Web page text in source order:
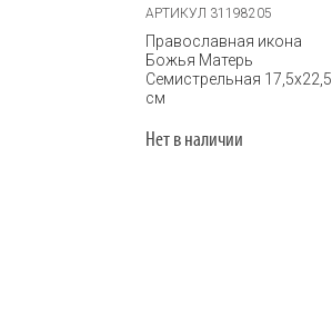
АРТИКУЛ 31198205
Православная икона
Божья Матерь
Семистрельная 17,5х22,5
см
Нет в наличии